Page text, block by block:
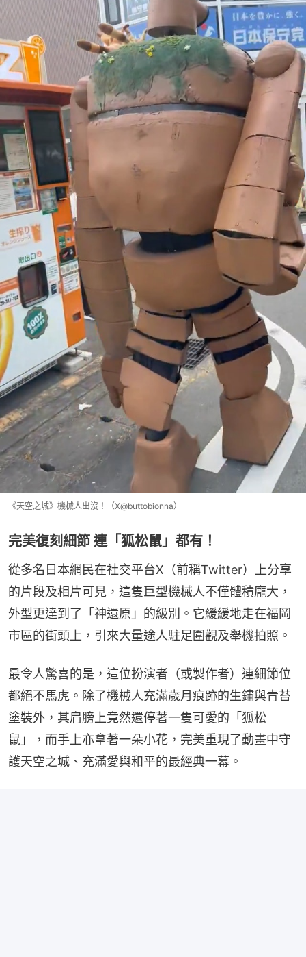
《天空之城》機械人出沒！（X@buttobionna）
完美復刻細節 連「狐松鼠」都有！
從多名日本網民在社交平台X（前稱Twitter）上分享
的片段及相片可見，這隻巨型機械人不僅體積龐大，
外型更達到了「神還原」的級別。它緩緩地走在福岡
市區的街頭上，引來大量途人駐足圍觀及舉機拍照。
最令人驚喜的是，這位扮演者（或製作者）連細節位
都絕不馬虎。除了機械人充滿歲月痕跡的生鏽與青苔
塗裝外，其肩膀上竟然還停著一隻可愛的「狐松
鼠」，而手上亦拿著一朵小花，完美重現了動畫中守
護天空之城、充滿愛與和平的最經典一幕。